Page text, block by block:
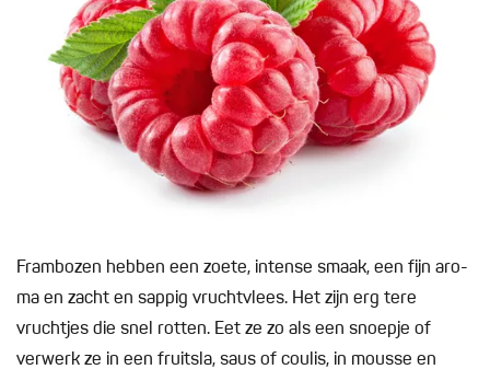
Frambozen hebben een zoete, intense smaak, een fijn aro-
ma en zacht en sappig vruchtvlees. Het zijn erg tere
vruchtjes die snel rotten. Eet ze zo als een snoepje of
verwerk ze in een fruitsla, saus of coulis, in mousse en